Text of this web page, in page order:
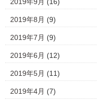
2019年8月 (9)
2019年7月 (9)
2019年6月 (12)
2019年5月 (11)
2019年4月 (7)